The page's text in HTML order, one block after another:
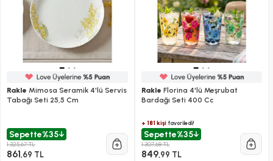
Rakle Mimosa Seramik 4'lü Servis
Tabağı Seti 25,5 Cm
Sepette%35
1.325,67 TL
861,69 TL
Rakle Florina 4'lü Meşrubat
Bardağı Seti 400 Cc
+ 181 kişifavoriledi!
Sepette%35
1.307,68 TL
849,99 TL